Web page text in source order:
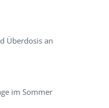
Überdosis an
im Sommer